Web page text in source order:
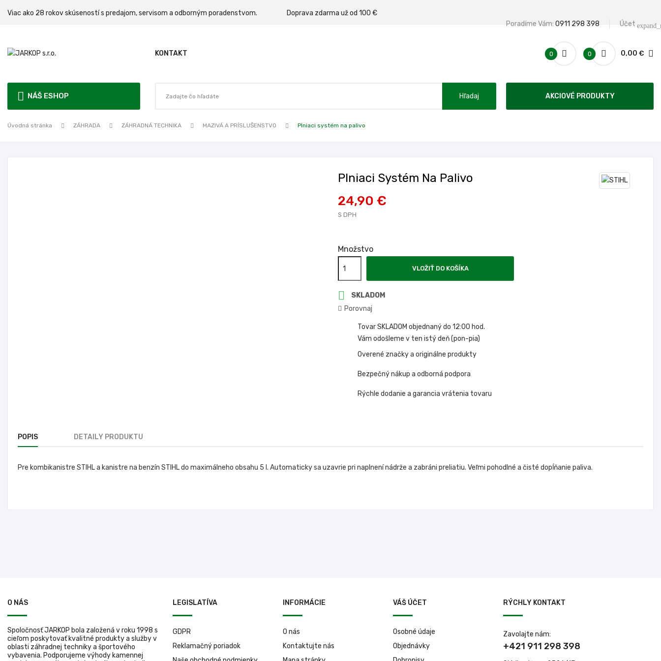
Viac ako 28 rokov skúseností s predajom, servisom a odborným poradenstvom.
Doprava zdarma už od 100 €
Účet
Poradíme Vám: 0911 298 398
KONTAKT 0 0,00 €
0
NÁŠ ESHOP Hľadaj AKCIOVÉ PRODUKTY
Úvodná stránka ZÁHRADA ZÁHRADNÁ TECHNIKA MAZIVÁ A PRÍSLUŠENSTVO Plniaci systém na palivo
Plniaci Systém Na Palivo
24,90 €
S DPH
Množstvo
VLOŽIŤ DO KOŠÍKA

SKLADOM
Porovnaj
Tovar SKLADOM objednaný do 12:00 hod.
Vám odošleme v ten istý deň (pon-pia)
Overené značky a originálne produkty
Bezpečný nákup a odborná podpora
Rýchle dodanie a garancia vrátenia tovaru
POPIS DETAILY PRODUKTU
Pre kombikanistre STIHL a kanistre na benzín STIHL do maximálneho obsahu 5 l. Automaticky sa uzavrie pri naplnení nádrže a zabráni preliatiu. Veľmi pohodlné a čisté dopĺňanie paliva.
O NÁS
Spoločnosť JARKOP bola založená v roku 1998 s
cieľom poskytovať kvalitné produkty a služby v
oblasti záhradnej techniky a športového
vybavenia. Podporujeme výhody kamennej
LEGISLATÍVA
GDPR
Reklamačný poriadok
INFORMÁCIE
O nás
Kontaktujte nás
VÁŠ ÚČET
Osobné údaje
Objednávky
RÝCHLY KONTAKT
Zavolajte nám:
+421 911 298 398